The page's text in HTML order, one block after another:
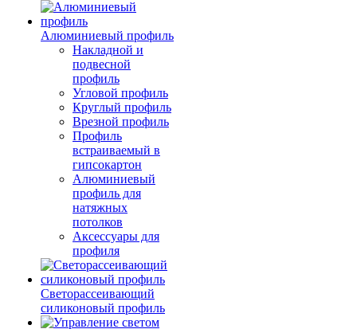
Алюминиевый профиль
Накладной и
подвесной
профиль
Угловой профиль
Круглый профиль
Врезной профиль
Профиль
встраиваемый в
гипсокартон
Алюминиевый
профиль для
натяжных
потолков
Аксессуары для
профиля
Светорассеивающий
силиконовый профиль